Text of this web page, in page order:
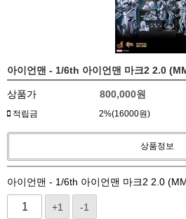
아이언맨 - 1/6th 아이언맨 마크2 2.0
상품가 800,000원
적립금 2%(16000원)
상품정보
아이언맨 - 1/6th 아이언맨 마크2 2.0
+1 -1